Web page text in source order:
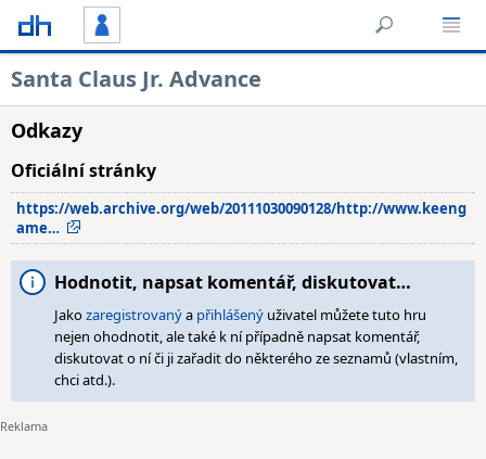
Santa Claus Jr. Advance
Odkazy
Oficiální stránky
https://web.archive.org/web/20111030090128/http://www.keeng
ame…
Hodnotit, napsat komentář, diskutovat…
Jakozaregistrovanýa přihlášený uživatel můžete tuto hru
nejen ohodnotit, ale také k ní případně napsat komentář,
diskutovat o ní či ji zařadit do některého ze seznamů (vlastním,
chci atd.).